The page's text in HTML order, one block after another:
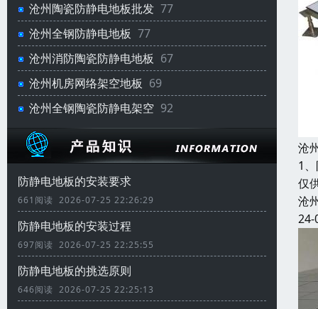
沧州陶瓷防静电地板批发 77
沧州全钢防静电地板 77
沧州消防陶瓷防静电地板 67
沧州机房网络架空地板 69
沧州全钢陶瓷防静电架空 92
防静电地板的安装要求
661阅读 2026-07-25 22:26:29
防静电地板的安装过程
697阅读 2026-07-25 22:25:55
防静电地板的挑选原则
646阅读 2026-07-25 22:25:13
沧
1
仅
沧
24-